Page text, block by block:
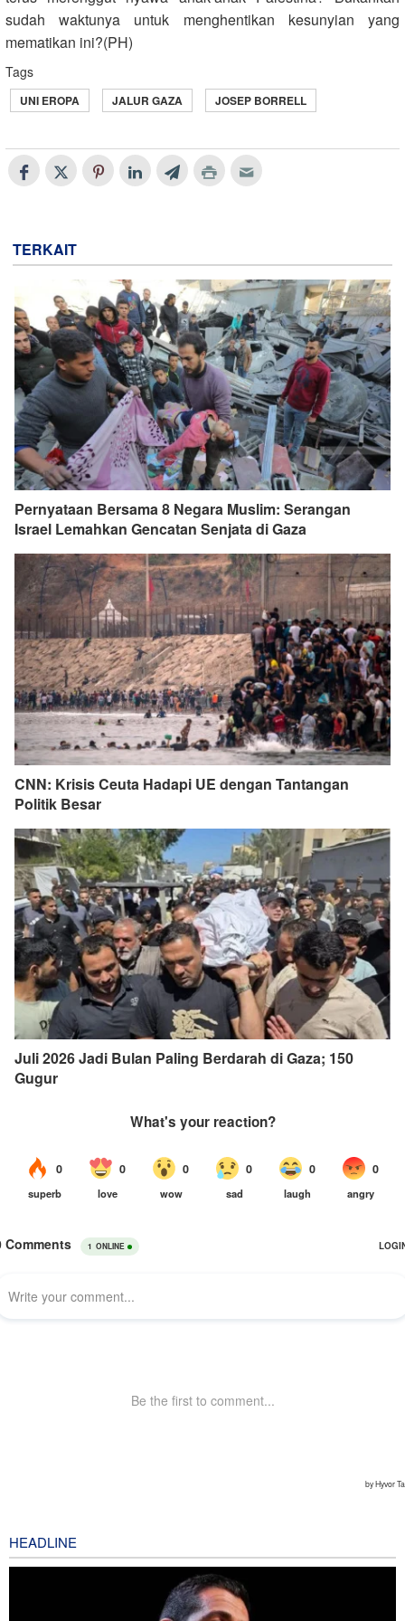
sudah waktunya untuk menghentikan kesunyian yang
mematikan ini?(PH)
Tags
UNI EROPA JALUR GAZA JOSEP BORRELL
TERKAIT
Pernyataan Bersama 8 Negara Muslim: Serangan
Israel Lemahkan Gencatan Senjata di Gaza
CNN: Krisis Ceuta Hadapi UE dengan Tantangan
Politik Besar
Juli 2026 Jadi Bulan Paling Berdarah di Gaza; 150
Gugur
HEADLINE